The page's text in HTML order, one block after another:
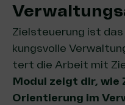
Ziel­steue­rung ist
kungs­vol­le
tert die Arbeit mit
Modul zeigt dir,
Ori­en­tie­rung im